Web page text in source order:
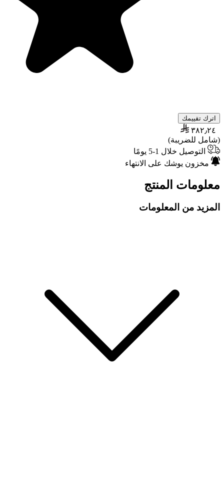
اترك تقييمك
٣٨٢٫٢٤
(شامل للضريبة)
التوصيل خلال 1-5 يومًا
مخزون يوشك على الانتهاء
معلومات المنتج
المزيد من المعلومات